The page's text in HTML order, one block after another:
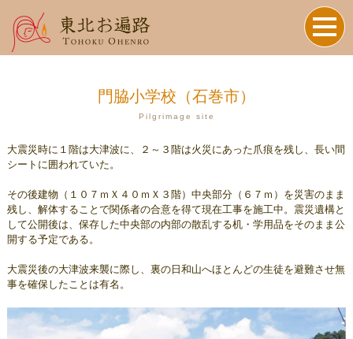
門脇小学校（石巻市）
Pilgrimage site
大震災時に１階は大津波に、２～３階は火災にあった爪痕を残し、長い間
シートに囲われていた。
その後建物（１０７ｍＸ４０ｍＸ３階）中央部分（６７ｍ）を災害のまま
残し、解体することで関係者の合意を得て現在工事を施工中。震災遺構と
して公開後は、保存した中央部の内部の散乱する机・学用品をそのまま公
開する予定である。
大震災後の大津波来襲に際し、裏の日和山へほとんどの生徒を避難させ無
事を確保したことは有名。